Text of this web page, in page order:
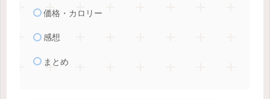
価格・カロリー
感想
まとめ